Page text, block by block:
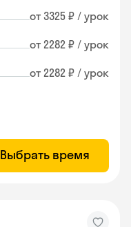
от 3325 ₽ / урок
от 2282 ₽ / урок
от 2282 ₽ / урок
Выбрать время